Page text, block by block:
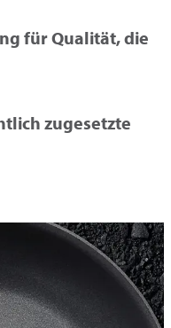
für Qualität, die
zugesetzte